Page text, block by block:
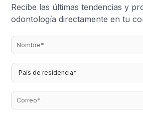
Recibe las últimas tendencias y
odontología directamente en tu